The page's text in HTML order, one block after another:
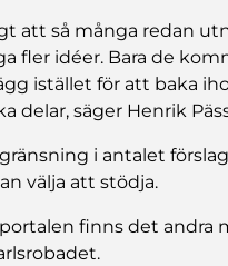
att så många redan
fler idéer. Bara de
istället för att baka
delar, säger Henrik
i antalet
välja att stödja.
finns det andra